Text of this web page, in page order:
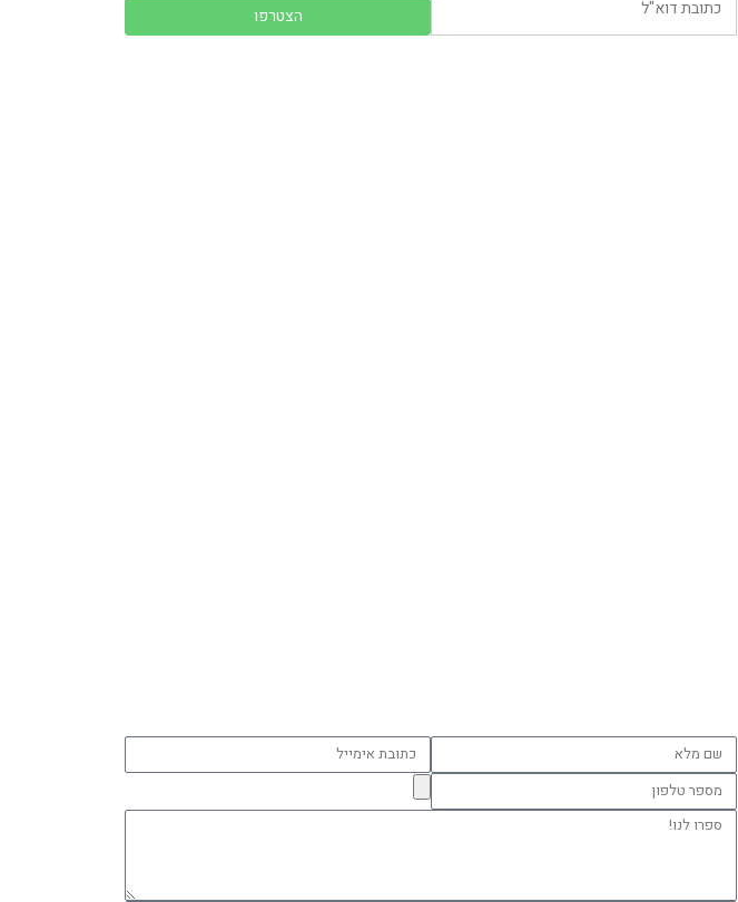
שם
מלא
כתובת
אימייל
מספר
טלפון
ספרו